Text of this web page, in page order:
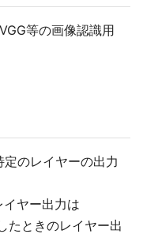
等の画像認識用
のレイヤーの出力
ヤー出力は
たときのレイヤー出